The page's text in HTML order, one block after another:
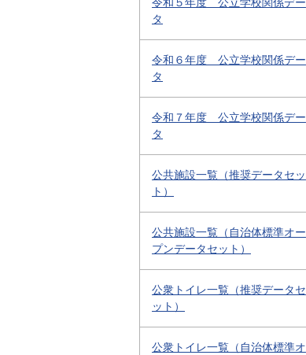
タ
令和６年度 公立学校関係デー
タ
令和７年度 公立学校関係デー
タ
公共施設一覧（推奨データセッ
ト）
公共施設一覧（自治体標準オー
プンデータセット）
公衆トイレ一覧（推奨データセ
ット）
公衆トイレ一覧（自治体標準オ